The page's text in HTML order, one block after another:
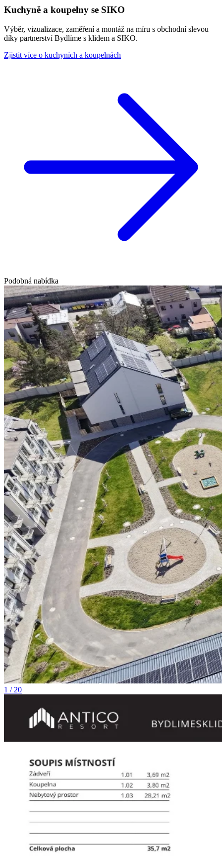
Kuchyně a koupelny se SIKO
Výběr, vizualizace, zaměření a montáž na míru s obchodní slevou
díky partnerství Bydlíme s klidem a SIKO.
Zjistit více o kuchyních a koupelnách
Podobná nabídka
1 / 20